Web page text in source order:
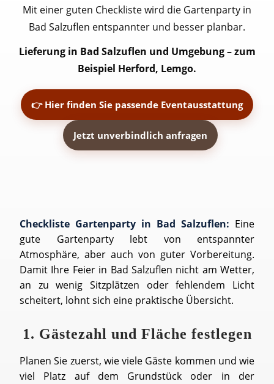
Mit einer guten Checkliste wird die Gartenparty in
Bad Salzuflen entspannter und besser planbar.
Lieferung in Bad Salzuflen und Umgebung – zum
Beispiel Herford, Lemgo.
👉 Hier finden Sie passende Eventausstattung
Jetzt unverbindlich anfragen
Checkliste Gartenparty in Bad Salzuflen: Eine
gute Gartenparty lebt von entspannter
Atmosphäre, aber auch von guter Vorbereitung.
Damit Ihre Feier in Bad Salzuflen nicht am Wetter,
an zu wenig Sitzplätzen oder fehlendem Licht
scheitert, lohnt sich eine praktische Übersicht.
1. Gästezahl und Fläche festlegen
Planen Sie zuerst, wie viele Gäste kommen und wie
viel Platz auf dem Grundstück oder in der